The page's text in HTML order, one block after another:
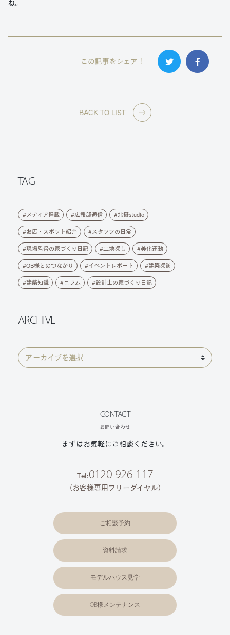
ね。
この記事をシェア！
BACK TO LIST
TAG
メディア掲載 広報部通信 北摂studio
お店・スポット紹介 スタッフの日常
現場監督の家づくり日記 土地探し 美化運動
OB様とのつながり イベントレポート 建築探訪
建築知識 コラム 設計士の家づくり日記
ARCHIVE
CONTACT
お問い合わせ
まずはお気軽にご相談ください。
Tel:0120-926-117
（お客様専用フリーダイヤル）
ご相談予約
資料請求
モデルハウス見学
OB様メンテナンス